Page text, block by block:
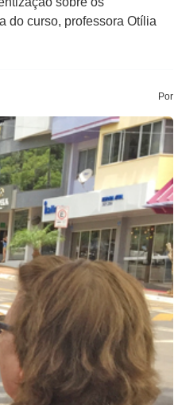
do curso, professora Otília
Por